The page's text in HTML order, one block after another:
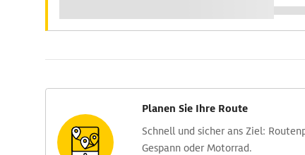
Planen Sie Ihre Route
Schnell und sicher ans Ziel:
Gespann oder Motorrad.